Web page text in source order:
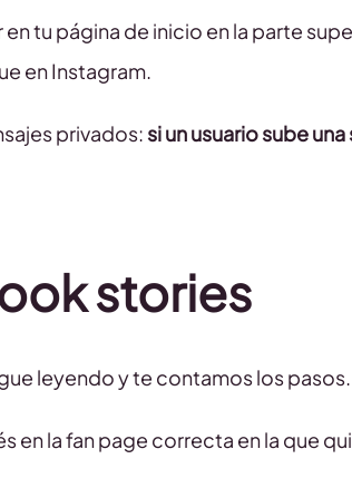
tu página de inicio en la parte
en Instagram.
privados: si un usuario sube
stories
leyendo y te contamos los pasos.
la fan page correcta en la que